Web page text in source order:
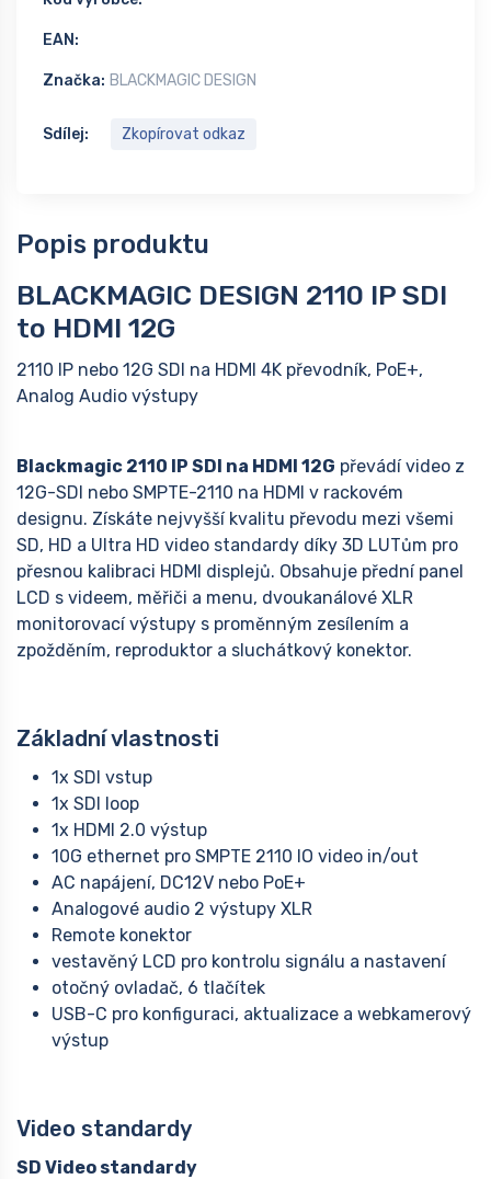
EAN:
Značka: BLACKMAGIC DESIGN
Sdílej: Zkopírovat odkaz
Popis produktu
BLACKMAGIC DESIGN 2110 IP SDI
to HDMI 12G
2110 IP nebo 12G SDI na HDMI 4K převodník, PoE+,
Analog Audio výstupy
Blackmagic 2110 IP SDI na HDMI 12G převádí video z
12G-SDI nebo SMPTE-2110 na HDMI v rackovém
designu. Získáte nejvyšší kvalitu převodu mezi všemi
SD, HD a Ultra HD video standardy díky 3D LUTům pro
přesnou kalibraci HDMI displejů. Obsahuje přední panel
LCD s videem, měřiči a menu, dvoukanálové XLR
monitorovací výstupy s proměnným zesílením a
zpožděním, reproduktor a sluchátkový konektor.
Základní vlastnosti
1x SDI vstup
1x SDI loop
1x HDMI 2.0 výstup
10G ethernet pro SMPTE 2110 IO video in/out
AC napájení, DC12V nebo PoE+
Analogové audio 2 výstupy XLR
Remote konektor
vestavěný LCD pro kontrolu signálu a nastavení
otočný ovladač, 6 tlačítek
USB-C pro konfiguraci, aktualizace a webkamerový
výstup
Video standardy
SD Video standardy